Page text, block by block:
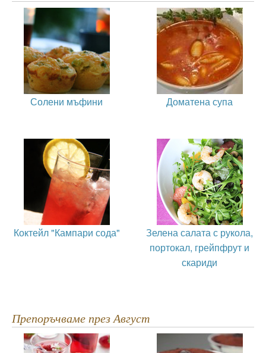
Солени мъфини Доматена супа
Коктейл "Кампари сода"
Зелена салата с рукола,
портокал, грейпфрут и
скариди
Препоръчваме през Август